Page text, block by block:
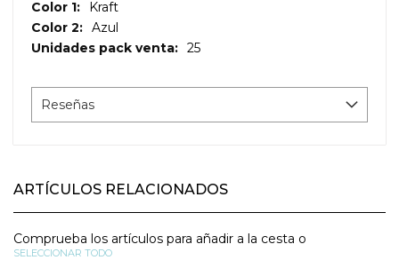
Kraft
Azul
25
Reseñas
ARTÍCULOS RELACIONADOS
Comprueba los artículos para añadir a la cesta o
SELECCIONAR TODO